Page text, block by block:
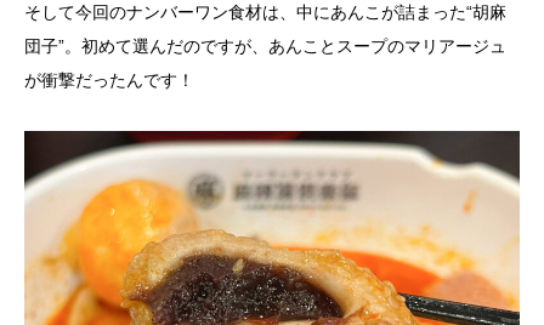
そして今回のナンバーワン食材は、中にあんこが詰まった“胡麻
団子”。初めて選んだのですが、あんことスープのマリアージュ
が衝撃だったんです！